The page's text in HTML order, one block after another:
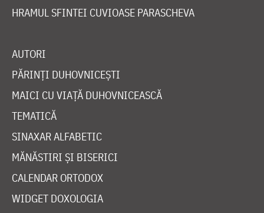
HRAMUL SFINTEI CUVIOASE PARASCHEVA
AUTORI
PĂRINȚI DUHOVNICEȘTI
MAICI CU VIAȚĂ DUHOVNICEASCĂ
TEMATICĂ
SINAXAR ALFABETIC
MĂNĂSTIRI ȘI BISERICI
CALENDAR ORTODOX
WIDGET DOXOLOGIA